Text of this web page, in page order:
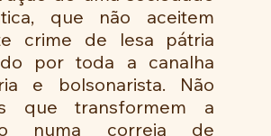
que não aceitem
crime de lesa pátria
por toda a canalha
e bolsonarista. Não
que transformem a
numa correia de